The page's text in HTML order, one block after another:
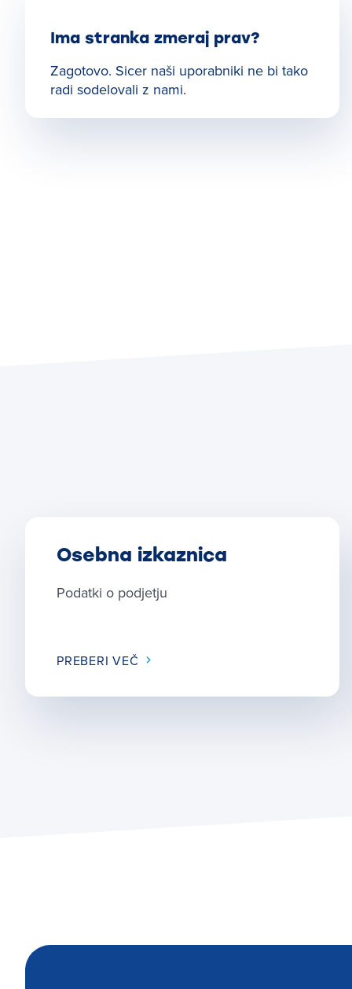
Ima stranka zmeraj prav?
Zagotovo. Sicer naši uporabniki ne bi tako
radi sodelovali z nami.
Osebna izkaznica
Podatki o podjetju
PREBERI VEČ